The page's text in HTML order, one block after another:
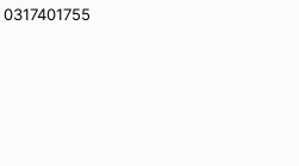
0317401755